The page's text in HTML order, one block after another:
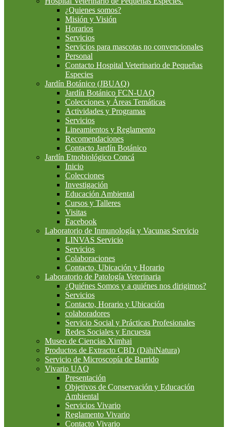
¿Quienes somos?
Misión y Visión
Horarios
Servicios
Servicios para mascotas no convencionales
Personal
Contacto Hospital Veterinario de Pequeñas
Especies
Jardín Botánico (JBUAQ)
Jardín Botánico FCN-UAQ
Colecciones y Áreas Temáticas
Actividades y Programas
Servicios
Lineamientos y Reglamento
Recomendaciones
Contacto Jardín Botánico
Jardín Etnobiológico Concá
Inicio
Colecciones
Investigación
Educación Ambiental
Cursos y Talleres
Visitas
Facebook
Laboratorio de Inmunología y Vacunas Servicio
LINVAS Servicio
Servicios
Colaboraciones
Contacto, Ubicación y Horario
Laboratorio de Patología Veterinaria
¿Quiénes Somos y a quiénes nos dirigimos?
Servicios
Contacto, Horario y Ubicación
colaboradores
Servicio Social y Prácticas Profesionales
Redes Sociales y Encuesta
Museo de Ciencias Ximhai
Productos de Extracto CBD (DähiNatura)
Servicio de Microscopía de Barrido
Vivario UAQ
Presentación
Objetivos de Conservación y Educación
Ambiental
Servicios Vivario
Reglamento Vivario
Contacto Vivario